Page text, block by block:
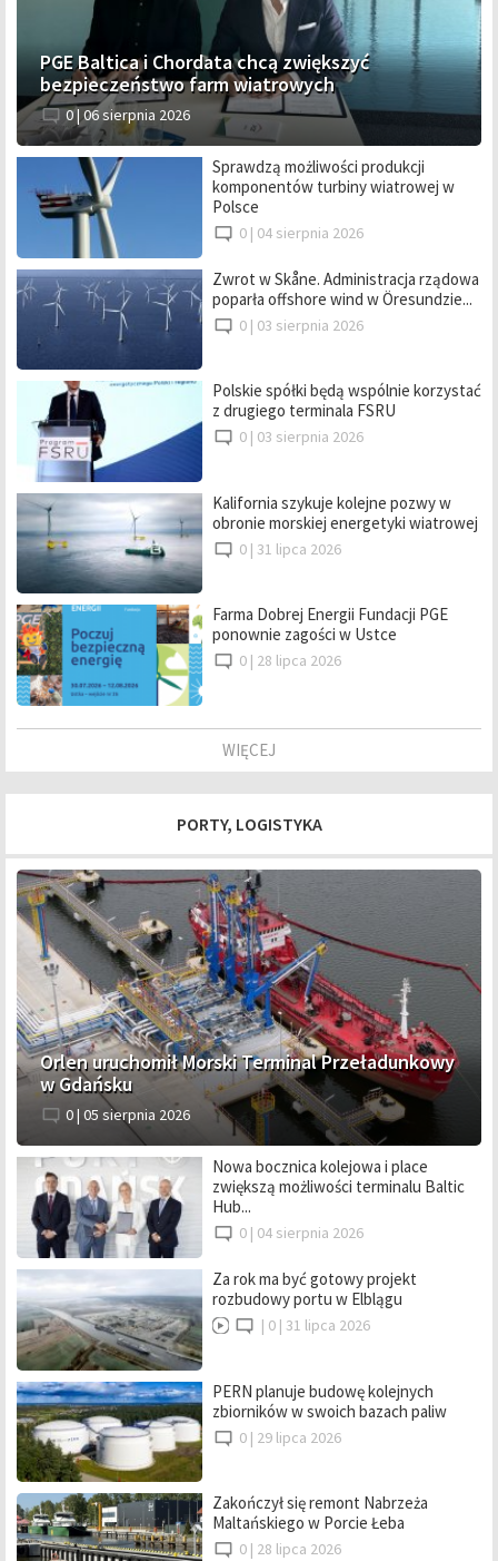
PGE Baltica i Chordata chcą zwiększyć
bezpieczeństwo farm wiatrowych
0 |06 sierpnia 2026
Sprawdzą możliwości produkcji
komponentów turbiny wiatrowej w
Polsce
0 | 04 sierpnia 2026
Zwrot w Skåne. Administracja rządowa
poparła offshore wind w Öresundzie...
0 | 03 sierpnia 2026
Polskie spółki będą wspólnie korzystać
z drugiego terminala FSRU
0 | 03 sierpnia 2026
Kalifornia szykuje kolejne pozwy w
obronie morskiej energetyki wiatrowej
0 | 31 lipca 2026
Farma Dobrej Energii Fundacji PGE
ponownie zagości w Ustce
0 | 28 lipca 2026
WIĘCEJ
PORTY, LOGISTYKA
Orlen uruchomił Morski Terminal Przeładunkowy
w Gdańsku
0 | 05 sierpnia 2026
Nowa bocznica kolejowa i place
zwiększą możliwości terminalu Baltic
Hub...
0 | 04 sierpnia 2026
Za rok ma być gotowy projekt
rozbudowy portu w Elblągu
| 0 | 31 lipca 2026
PERN planuje budowę kolejnych
zbiorników w swoich bazach paliw
0 | 29 lipca 2026
Zakończył się remont Nabrzeża
Maltańskiego w Porcie Łeba
0 | 28 lipca 2026